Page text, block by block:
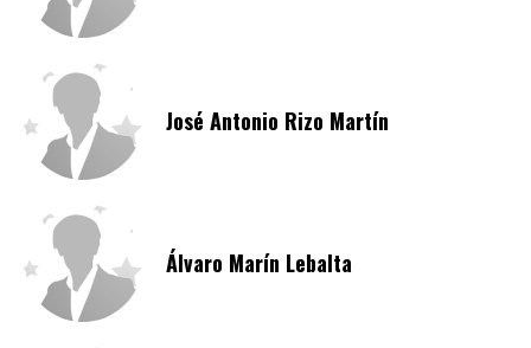
José Antonio Rizo Martín
Álvaro Marín Lebalta